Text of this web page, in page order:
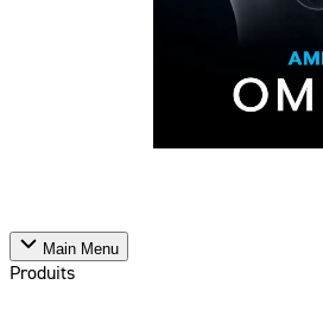
Main Menu
Produits